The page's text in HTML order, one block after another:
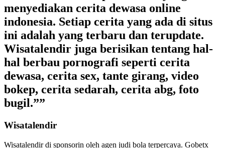
menyediakan cerita dewasa online
indonesia. Setiap cerita yang ada di situs
ini adalah yang terbaru dan terupdate.
Wisatalendir juga berisikan tentang hal-
hal berbau pornografi seperti cerita
dewasa, cerita sex, tante girang, video
bokep, cerita sedarah, cerita abg, foto
bugil.””
Wisatalendir
Wisatalendir di sponsorin oleh agen judi bola terpercaya. Gobetx